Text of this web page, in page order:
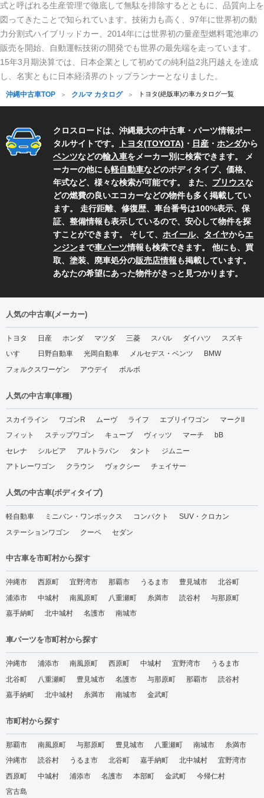
式と呼ばれる生産管理で徹底して無駄を排除するとともに、品質向上を
図ってきたことで知られています。技術力も高く、97年に世界初の動
力分割式ハイブリッドカー、2014年には世界初の量産型燃料電池車の
販売を開始、自動運転技術の開発でも世界の最先端を走っています。
15年3月期決算では、日本企業として初めての純利益2兆円越えを達成
し、名実ともに日本経済界のトップランナーとなりました。
沖縄中古車TOP クルマ カタログ トヨタ(絶版車)の車カタログ一覧
クロスロードは、沖縄最大の中古車・パーツ情報ポー
タルサイトです。
トヨタ(TOYOTA) ・ 日産 ・ ホンダから
ベンツなどの輸入車をメーカー別に検索できます。 メ
ーカーの他にも軽自動車などのボディタイプ、価格、
年式など、様々な検索が可能です。 また、 プリウスな
どの燃費の良いエコカーなどの物件も多く掲載してい
ます。 走行距離、修復歴、車台番号は100%表示、保
証、整備情報も表示しているので、安心して物件を探
すことができます。 そして、 ホイール、 タイヤからエ
ンジンまで車パーツ情報も検索できます。 他にも、買
取、塗装、廃車処分の販売店情報も掲載しています。
あなたの希望にあった物件がきっと見つかります。
人気の中古車(メーカー)
トヨタ 日産 ホンダ マツダ 三菱 スバル ダイハツ
スズキ
いすゞ
日野自動車 光岡自動車 メルセデス・ベンツ
BMW
フォルクスワーゲン
アウデイ ボルボ
人気の中古車(車種)
スカイライン ワゴンR ムーヴ ライフ エブリイワゴン
マークII
フィット
ステップワゴン キューブ ヴィッツ マーチ
bB
セレナ
シルビア アルトラパン タント
ジムニー
アトレーワゴン
クラウン ヴォクシー チェイサー
人気の中古車(ボディタイプ)
軽自動車 ミニバン・ワンボックス コンパクト
SUV・クロカン
ステーションワゴン
クーペ セダン
中古車を市町村から探す
沖縄市 西原町 宜野湾市 那覇市 うるま市 豊見城市
北谷町
浦添市
中城村 南風原町 八重瀬町 糸満市 読谷村
与那原町
嘉手納町
北中城村 名護市 南城市
車パーツを市町村から探す
沖縄市 浦添市 南風原町 西原町 中城村 宜野湾市
うるま市
北谷町
八重瀬町 豊見城市 名護市 与那原町 那覇市
読谷村
嘉手納町
北中城村 糸満市 南城市 金武町
市町村から探す
那覇市 南風原町 与那原町 豊見城市 八重瀬町 南城市
糸満市
沖縄市
読谷村 うるま市 北谷町 嘉手納町 北中城村
宜野湾市
西原町
中城村 浦添市 名護市 本部町 金武町
今帰仁村
宮古島